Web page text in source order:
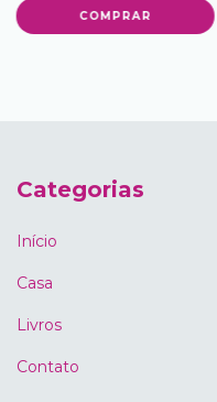
Categorias
Início
Casa
Livros
Contato